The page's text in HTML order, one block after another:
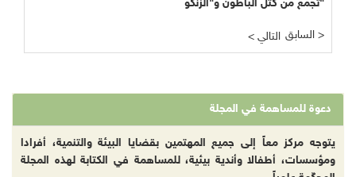
تجمع من كتل الباطون و"الزنكو"
< التالي السابق >
دعوة للمساهمة في المجلة
يتوجه مركز معاً إلى جميع المهتمين بقضايا البيئة والتنمية، أفرادا
ومؤسسات، أطفالا وأندية بيئية، للمساهمة في الكتابة لهذه المجلة